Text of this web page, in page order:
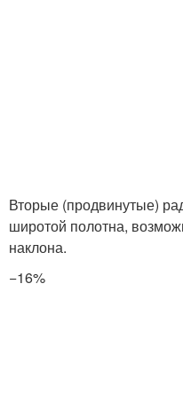
Вторые (продвинутые)
широтой полотна,
наклона.
−16%